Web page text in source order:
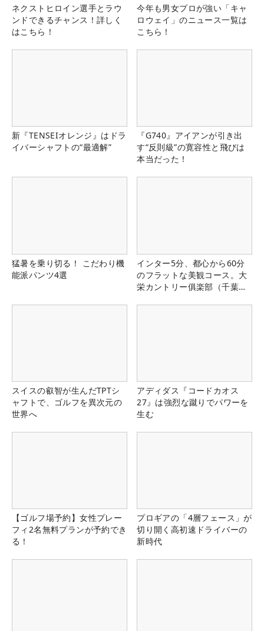
ネクストヒロイン選手とラウ
ンドできるチャンス！詳しく
はこちら！
今年も男女プロが強い「キャ
ロウェイ」のニュース一覧は
こちら！
新『TENSEIオレンジ』はドラ
イバーシャフトの“最適解”
『G740』アイアンが引き出
す“反則級”の寛容性と飛びは
本当だった！
猛暑を乗り切る！ こだわり機
能派パンツ4選
インター5分、都心から60分
のフラットな美観コース。大
栄カントリー俱楽部（千葉
スイスの叡智が生んだTPTシ
ャフトで、ゴルフを異次元の
世界へ
アディダス『コードカオス
27』は強烈な蹴りでパワーを
生む
【ゴルフ場予約】女性プレー
フィ2名無料プランが予約でき
る！
プロギアの「4層フェース」が
切り開く高初速ドライバーの
新時代